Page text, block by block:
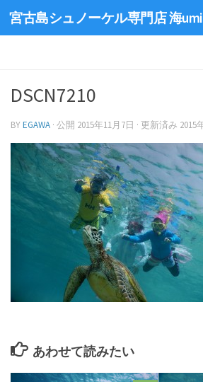
宮古島シュノーケル専門店 海umi
DSCN7210
BYEGAWA · 公開 2015年11月7日 · 更新済み 2015
あわせて読みたい